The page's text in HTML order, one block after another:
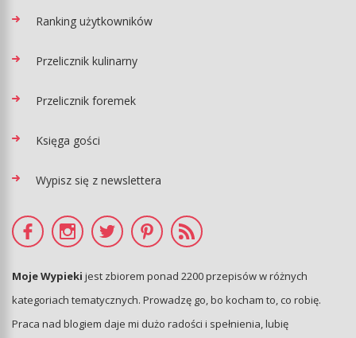
Ranking użytkowników
Przelicznik kulinarny
Przelicznik foremek
Księga gości
Wypisz się z newslettera
Moje Wypieki jest zbiorem ponad 2200 przepisów w różnych
kategoriach tematycznych. Prowadzę go, bo kocham to, co robię.
Praca nad blogiem daje mi dużo radości i spełnienia, lubię